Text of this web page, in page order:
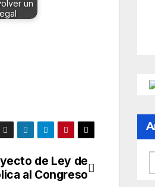
un
de Ley de
al Congreso